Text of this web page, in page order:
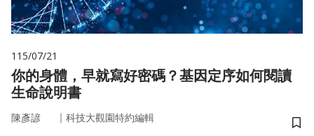
115/07/21
你的身體，早就寫好密碼？基因定序如何閱讀
生命說明書
陳彥諺 ｜ 科技大觀園特約編輯
儲